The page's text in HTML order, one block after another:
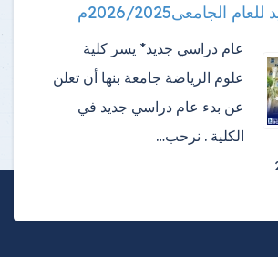
الجامعى2026/2025م
عام دراسي جديد* يسر كلية
علوم الرياضة جامعة بنها أن تعلن
عن بدء عام دراسي جديد في
الكلية . نرحب…